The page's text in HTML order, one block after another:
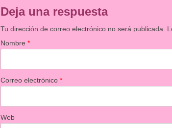
Deja una respuesta
Tu dirección de correo electrónico no será publicada.
Nombre*
Correo electrónico*
Web